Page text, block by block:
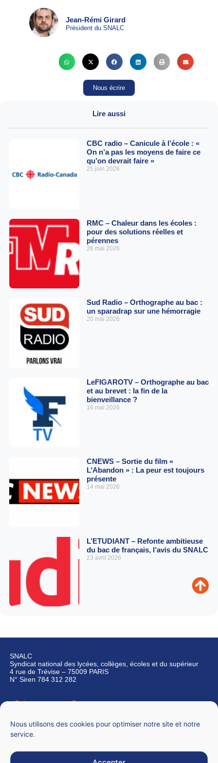
Nous utilisons des cookies pour optimiser notre site et notre
service.
Jean-Rémi Girard
Président du SNALC
Nous écrire
Lire aussi
CBC radio – Canicule à l’école : «
On n’a pas les moyens de faire ce
qu’on devrait faire »
25 juin 2026
RMC – Chaleur dans les écoles :
pour des solutions réelles et
pérennes
26 mai 2026
Sud Radio – Orthographe au bac :
un sparadrap sur une hémorragie
20 mai 2026
LeFIGAROTV – Orthographe au bac
et au brevet : la fin de la
bienveillance ?
16 mai 2026
CNEWS – Sortie du film «
L’Abandon » : La peur est toujours
présente
14 mai 2026
L’ETUDIANT – Refonte ambitieuse
du bac de français, l’avis du SNALC
23 avril 2026
SNALC
Syndicat national des lycées, collèges, écoles et du supérieur
4 rue de Trévise – 75009 PARIS
N° Siren 784 312 282
Qui sommes-nous ?